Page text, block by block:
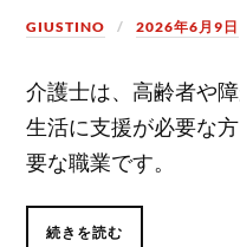
GIUSTINO 2026年6月9日
介護士は、高齢者や
生活に支援が必要な
要な職業です。
続きを読む